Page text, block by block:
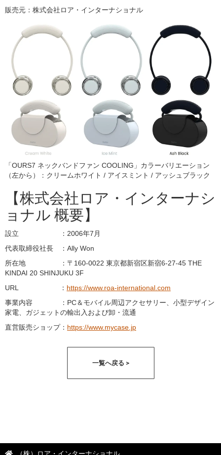
販売元：株式会社ロア・インターナショナル
「OURS7 ネックバンドファン COOLING」カラーバリエーション
（左から）：クリームホワイト / アイスミント / アッシュブラック
【株式会社ロア・インターナシ
ョナル 概要】
設立 ：2006年7月
代表取締役社長 ：Ally Won
所在地 ：〒160-0022 東京都新宿区新宿6-27-45 THE
KINDAI 20 SHINJUKU 3F
URL ： https://www.roa-international.com
事業内容 ：PC＆モバイル周辺アクセサリー、小型デザイン
家電、ガジェットの輸出入および卸・流通
直営販売ショップ： https://www.mycase.jp
一覧へ戻る >